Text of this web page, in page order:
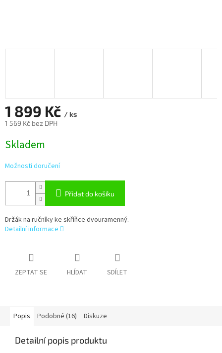
1 899 Kč / ks
1 569 Kč bez DPH
cena:
Skladem
Možnosti doručení
Přidat do košíku
Držák na ručníky ke skříňce dvouramenný.
Detailní informace
ZEPTAT SE HLÍDAT SDÍLET
Popis Podobné (16) Diskuze
Detailní popis produktu